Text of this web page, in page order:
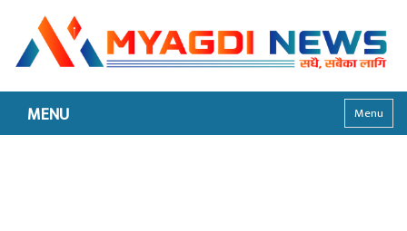
MENU Menu